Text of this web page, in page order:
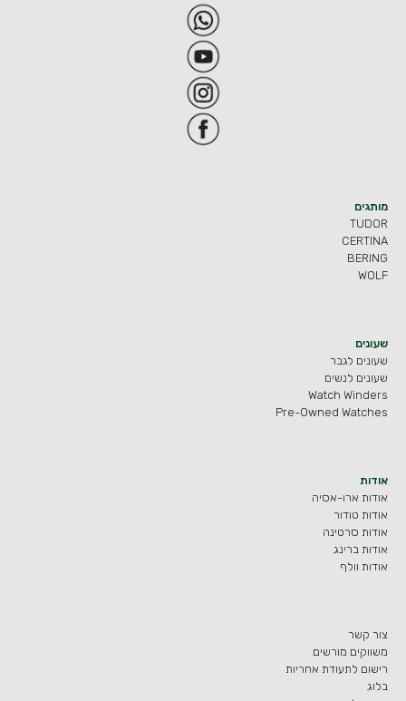
מותגים
TUDOR
CERTINA
BERING
WOLF
שעונים
שעונים לגבר
שעונים לנשים
Watch Winders
Pre-Owned Watches
אודות
אודות ארו-אסיה
אודות טודור
אודות סרטינה
אודות ברינג
אודות וולף
צור קשר
משווקים מורשים
רישום לתעודת אחריות
בלוג